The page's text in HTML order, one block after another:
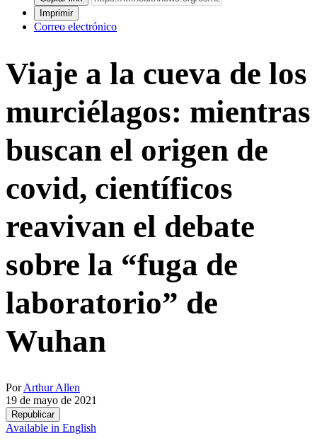
Imprimir
Correo electrónico
Viaje a la cueva de los
murciélagos: mientras
buscan el origen de
covid, científicos
reavivan el debate
sobre la “fuga de
laboratorio” de
Wuhan
PorArthur Allen
19 de mayo de 2021
Republicar
Available in English